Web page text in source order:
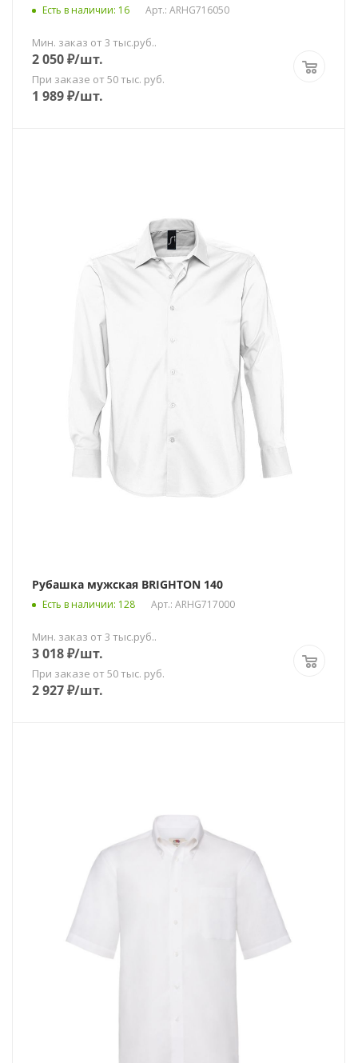
Есть в наличии: 16 Арт.: ARHG716050
Мин. заказ от 3 тыс.руб..
2 050₽/шт.
При заказе от 50 тыс. руб.
1 989₽/шт.
Рубашка мужская BRIGHTON 140
Есть в наличии: 128 Арт.: ARHG717000
Мин. заказ от 3 тыс.руб..
3 018₽/шт.
При заказе от 50 тыс. руб.
2 927₽/шт.